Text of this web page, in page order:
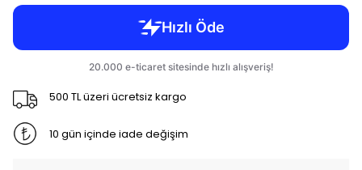
500 TL üzeri ücretsiz kargo
10 gün içinde iade değişim